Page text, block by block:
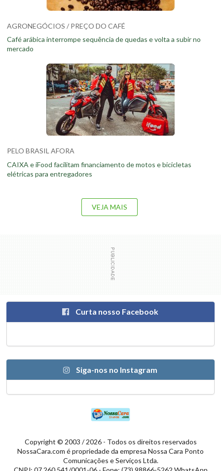
AGRONEGÓCIOS / PREÇO DO CAFÉ
Café arábica interrompe sequência de quedas e volta a subir no
mercado
PELO BRASIL AFORA
CAIXA e iFood facilitam financiamento de motos e bicicletas
elétricas para entregadores
VEJA MAIS
Curta nosso Facebook
Siga-nos no Instagram
Copyright © 2003 / 2026 - Todos os direitos reservados
NossaCara.com é propriedade da empresa Nossa Cara Ponto
Comunicações e Serviços Ltda.